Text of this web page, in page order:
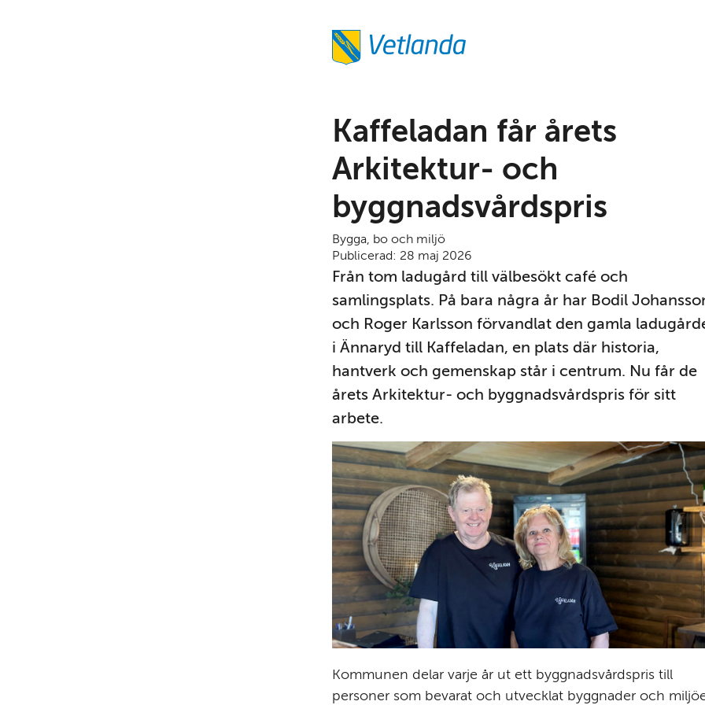
Kaffeladan får årets
Arkitektur- och
byggnadsvårdspris
Bygga, bo och miljö
Publicerad: 28 maj 2026
Från tom ladugård till välbesökt café och
samlingsplats. På bara några år har Bodil
och Roger Karlsson förvandlat den gamla
i Ännaryd till Kaffeladan, en plats där historia,
hantverk och gemenskap står i centrum. Nu får de
årets Arkitektur- och byggnadsvårdspris för sitt
arbete.
Kommunen delar varje år ut ett byggnadsvårdspris till
personer som bevarat och utvecklat byggnader och